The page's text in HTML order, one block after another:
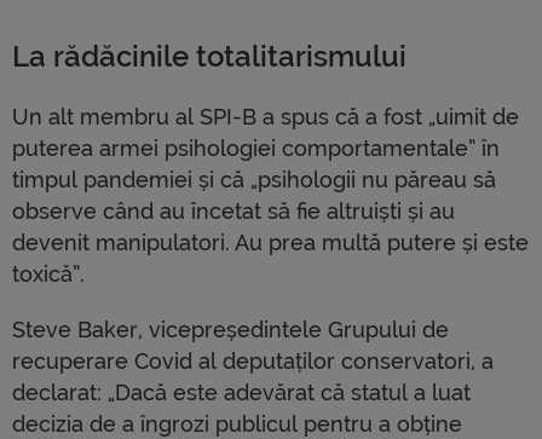
La rădăcinile totalitarismului
Un alt membru al SPI-B a spus că a fost „uimit de
puterea armei psihologiei comportamentale” în
timpul pandemiei și că „psihologii nu păreau să
observe când au încetat să fie altruiști și au
devenit manipulatori. Au prea multă putere și este
toxică”.
Steve Baker, vicepreședintele Grupului de
recuperare Covid al deputaților conservatori, a
declarat: „Dacă este adevărat că statul a luat
decizia de a îngrozi publicul pentru a obține